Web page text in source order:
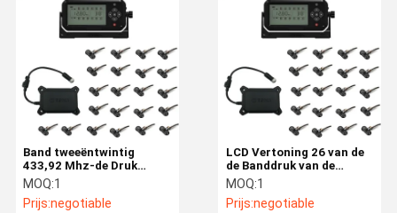
Band tweeëntwintig
433,92 Mhz-de Druk
Controlesysteem van de
Vrachtwagenband
MOQ:1
Prijs:negotiable
LCD Vertoning 26 van de
de Banddruk van de
wielenvrachtwagen het
Controlesysteem
MOQ:1
Prijs:negotiable